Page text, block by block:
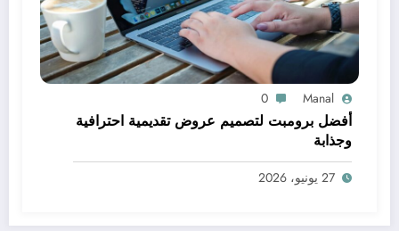
Manal
0
أفضل برومبت لتصميم عروض تقديمية احترافية
وجذابة
27 يونيو، 2026